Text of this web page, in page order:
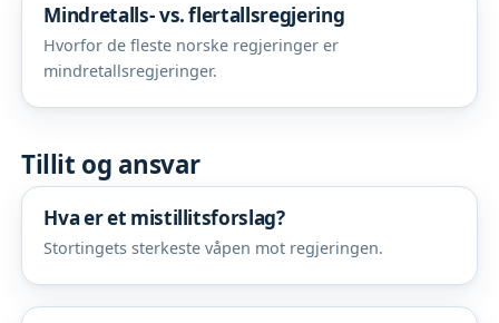
Mindretalls- vs. flertallsregjering
Hvorfor de fleste norske regjeringer er
mindretallsregjeringer.
Tillit og ansvar
Hva er et mistillitsforslag?
Stortingets sterkeste våpen mot regjeringen.